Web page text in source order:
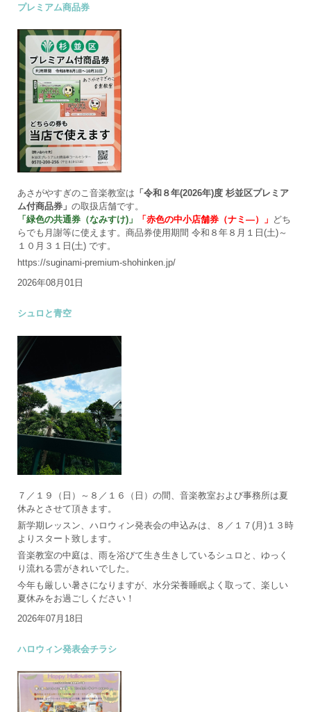
プレミアム商品券
あさがやすぎのこ音楽教室は 「令和８年(2026年)度 杉並区プレミア
ム付商品券」 の取扱店舗です。
「緑色の共通券（なみすけ)」
「赤色の中小店舗券（ナミ―）」 どち
らでも月謝等に使えます。商品券使用期間 令和８年８月１日(土)～
１０月３１日(土) です。
https://suginami-premium-shohinken.jp/
2026年08月01日
シュロと青空
７／１９（日）～８／１６（日）の間、音楽教室および事務所は夏
休みとさせて頂きます。
新学期レッスン、ハロウィン発表会の申込みは、８／１７(月)１３時
よりスタート致します。
音楽教室の中庭は、雨を浴びて生き生きしているシュロと、ゆっく
り流れる雲がきれいでした。
今年も厳しい暑さになりますが、水分栄養睡眠よく取って、楽しい
夏休みをお過ごしください！
2026年07月18日
ハロウィン発表会チラシ